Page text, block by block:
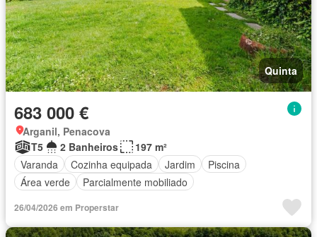
Quinta
683 000 €
Arganil, Penacova
T5
2 Banheiros
197 m²
Varanda
Cozinha equipada Jardim
Piscina
Área verde
Parcialmente mobiliado
26/04/2026 em Properstar